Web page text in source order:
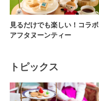
見るだけでも楽しい！コラボ
アフタヌーンティー
トピックス